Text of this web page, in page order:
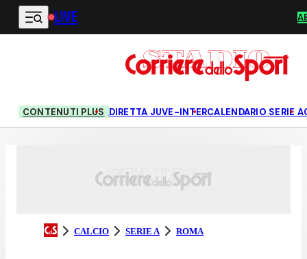
Vai al contenuto principale
LIVE
CONTENUTI PLUS DIRETTA JUVE-INTERCALENDARIO SERIE A
CALCIO SERIE A ROMA